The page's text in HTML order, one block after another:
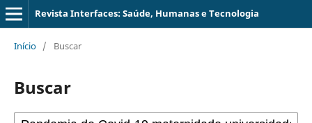
Revista Interfaces: Saúde, Humanas e Tecnologia
Início / Buscar
Buscar